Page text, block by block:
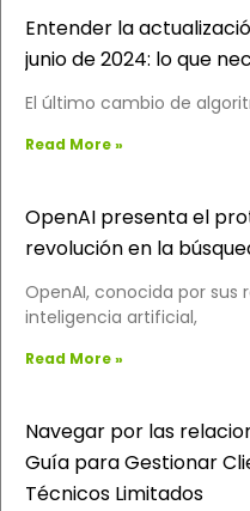
Entender la
junio de 2024: lo que
El último cambio de
Read More »
OpenAI presenta el
revolución en la
OpenAI, conocida por sus
inteligencia artificial,
Read More »
Navegar por las
Guía para Gestionar
Técnicos Limitados